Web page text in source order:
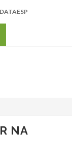
NA